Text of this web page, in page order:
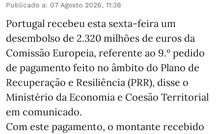
Publicado a: 07 Agosto 2026, 11:38
Portugal recebeu esta sexta-feira um
desembolso de 2.320 milhões de euros da
Comissão Europeia, referente ao 9.º pedido
de pagamento feito no âmbito do Plano de
Recuperação e Resiliência (PRR), disse o
Ministério da Economia e Coesão Territorial
em comunicado.
Com este pagamento, o montante recebido